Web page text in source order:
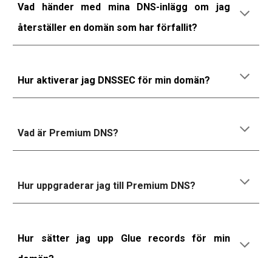
Vad händer med mina DNS-inlägg om jag
återställer en domän som har förfallit?
Hur aktiverar jag DNSSEC för min domän?
Vad är Premium DNS?
Hur uppgraderar jag till Premium DNS?
Hur sätter jag upp Glue records för min